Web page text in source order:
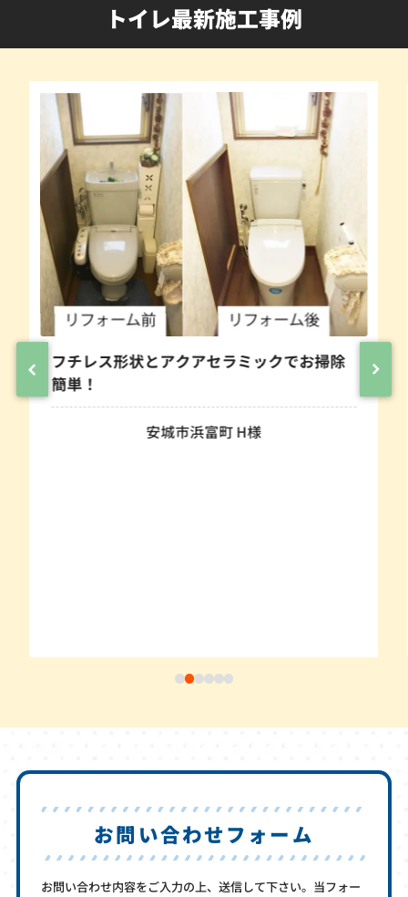
トイレ最新施工事例
フチレス形状とアクアセラミックでお掃除
簡単！
安城市浜富町 H様
お問い合わせフォーム
お問い合わせ内容をご入力の上、送信して下さい。当フォー